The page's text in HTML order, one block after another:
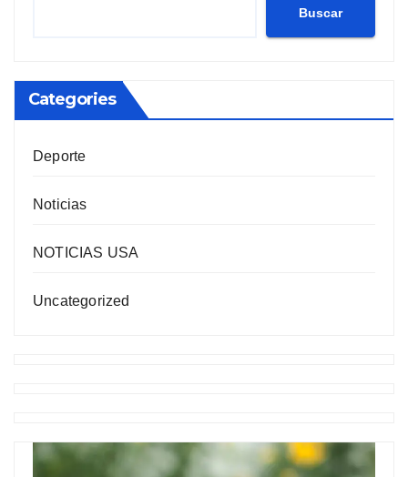
Buscar
Categories
Deporte
Noticias
NOTICIAS USA
Uncategorized